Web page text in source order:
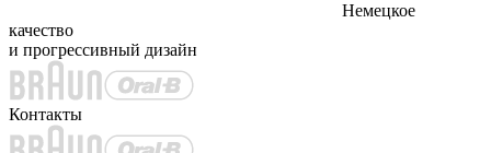
Немецкое
качество
и прогрессивный дизайн
Контакты